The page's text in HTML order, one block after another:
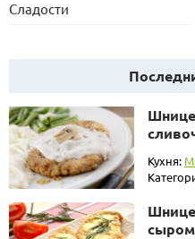
Сладости
Кухня:
сыром